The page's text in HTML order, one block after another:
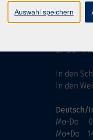
Di+Do
In den
In den
Deutsch/
Mo-Do
Mo+Do
Auswahl speichern